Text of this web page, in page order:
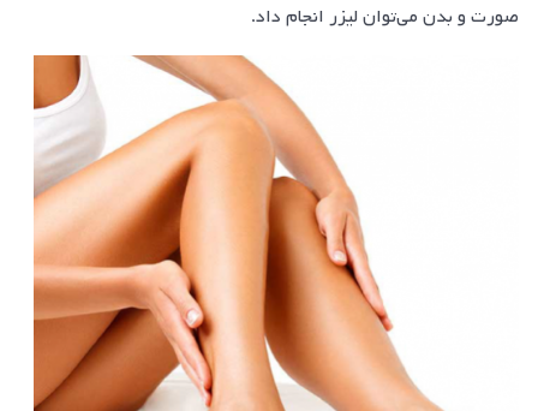
صورت و بدن می‌توان لیزر انجام داد.